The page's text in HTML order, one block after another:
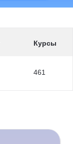
Курсы
461